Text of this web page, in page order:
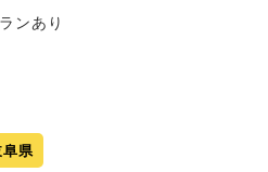
ンあり
阜県